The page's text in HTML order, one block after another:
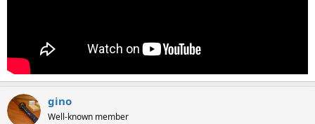
gino
Well-known member